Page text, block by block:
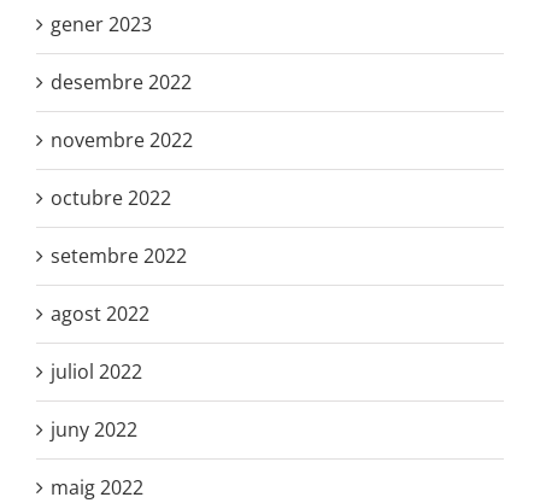
gener 2023
desembre 2022
novembre 2022
octubre 2022
setembre 2022
agost 2022
juliol 2022
juny 2022
maig 2022